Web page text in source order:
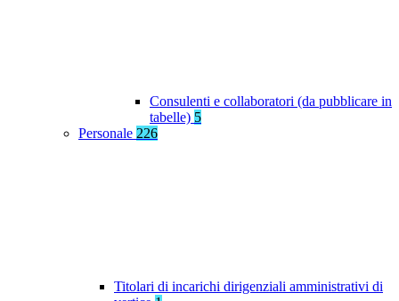
Consulenti e collaboratori (da pubblicare in
tabelle) 5
Personale 226
Titolari di incarichi dirigenziali amministrativi di